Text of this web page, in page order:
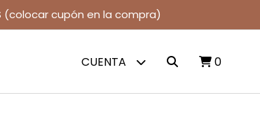
(colocar cupón en la compra)
CUENTA 0